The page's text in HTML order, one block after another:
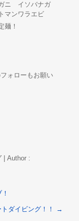
ニ イソバナガ
ンワラエビ
麺！
ォローもお願い
Author :
ダイビング！！ →